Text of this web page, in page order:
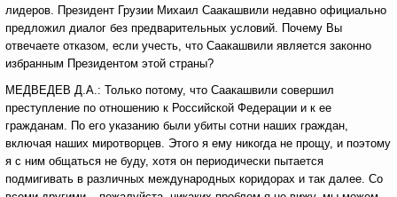
лидеров. Президент Грузии Михаил Саакашвили недавно официально
предложил диалог без предварительных условий. Почему Вы
отвечаете отказом, если учесть, что Саакашвили является законно
избранным Президентом этой страны?
МЕДВЕДЕВ Д.А.: Только потому, что Саакашвили совершил
преступление по отношению к Российской Федерации и к ее
гражданам. По его указанию были убиты сотни наших граждан,
включая наших миротворцев. Этого я ему никогда не прощу, и поэтому
я с ним общаться не буду, хотя он периодически пытается
подмигивать в различных международных коридорах и так далее. Со